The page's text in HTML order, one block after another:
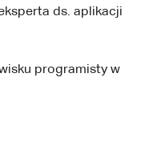
ds. aplikacji
programisty w